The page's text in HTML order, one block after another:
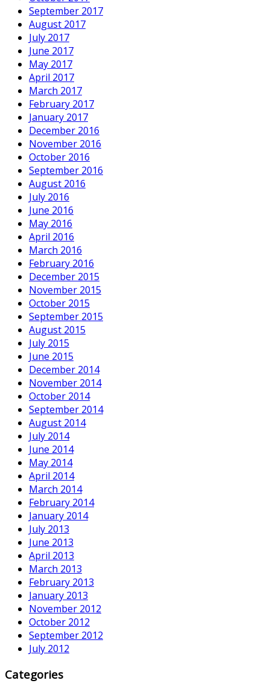
September 2017
August 2017
July 2017
June 2017
May 2017
April 2017
March 2017
February 2017
January 2017
December 2016
November 2016
October 2016
September 2016
August 2016
July 2016
June 2016
May 2016
April 2016
March 2016
February 2016
December 2015
November 2015
October 2015
September 2015
August 2015
July 2015
June 2015
December 2014
November 2014
October 2014
September 2014
August 2014
July 2014
June 2014
May 2014
April 2014
March 2014
February 2014
January 2014
July 2013
June 2013
April 2013
March 2013
February 2013
January 2013
November 2012
October 2012
September 2012
July 2012
Categories